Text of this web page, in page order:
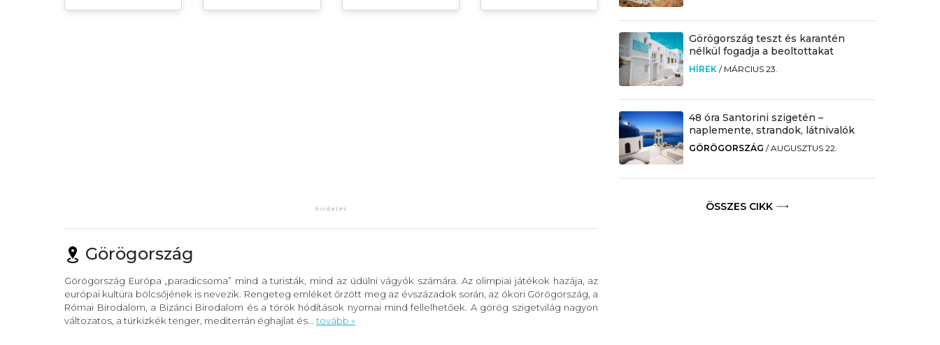
Görögország
Görögország Európa „paradicsoma” mind a turisták, mind az üdülni vágyók számára. Az olimpiai játékok hazája, az
európai kultúra bölcsőjének is nevezik. Rengeteg emléket őrzött meg az évszázadok során, az ókori Görögország, a
Római Birodalom, a Bizánci Birodalom és a török hódítások nyomai mind fellelhetőek. A görög szigetvilág nagyon
változatos, a türkizkék tenger, mediterrán éghajlat és... tovább »
Görögország teszt és karantén
nélkül fogadja a beoltottakat
HÍREK / MÁRCIUS 23.
48 óra Santorini szigetén –
naplemente, strandok, látnivalók
GÖRÖGORSZÁG /AUGUSZTUS 22.
ÖSSZES CIKK